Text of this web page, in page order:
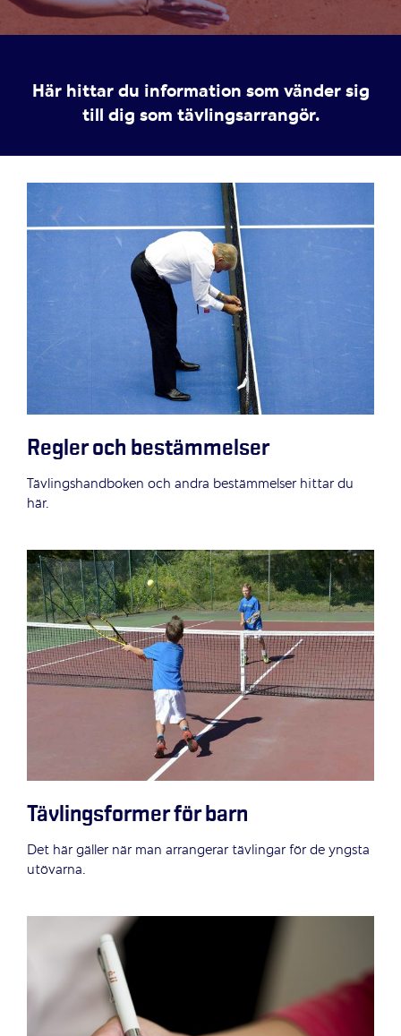
Här hittar du information som vänder sig
till dig som tävlingsarrangör.
Regler och bestämmelser
Tävlingshandboken och andra bestämmelser hittar du
här.
Tävlingsformer för barn
Det här gäller när man arrangerar tävlingar för de yngsta
utövarna.